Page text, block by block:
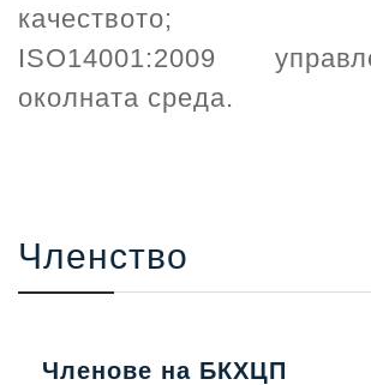
качеството;
ISO14001:2009
околната среда.
Членство
Членове на БКХЦП